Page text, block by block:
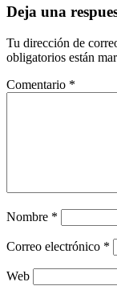
Deja una
Tu dirección de
obligatorios están
Comentario *
Nombre *
Correo electrónico *
Web